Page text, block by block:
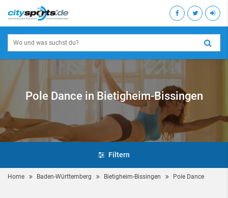
Pole Dance in Bietigheim-Bissingen
Filtern
Home Baden-Württemberg Bietigheim-Bissingen Pole Dance